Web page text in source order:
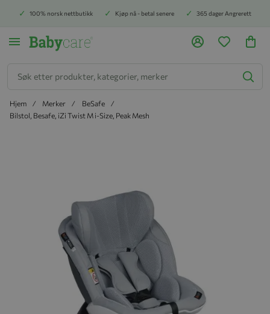
100% norsk nettbutikk Kjøp nå - betal senere 365 dager Angrerett
Hjem Merker
BeSafe
Bilstol, Besafe, iZi Twist M i-Size, Peak Mesh